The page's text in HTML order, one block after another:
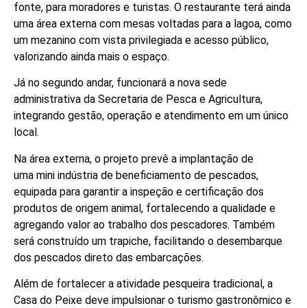
fonte, para moradores e turistas. O restaurante terá ainda
uma área externa com mesas voltadas para a lagoa, como
um mezanino com vista privilegiada e acesso público,
valorizando ainda mais o espaço.
Já no segundo andar, funcionará a nova sede
administrativa da Secretaria de Pesca e Agricultura,
integrando gestão, operação e atendimento em um único
local.
Na área externa, o projeto prevê a implantação de
uma mini indústria de beneficiamento de pescados,
equipada para garantir a inspeção e certificação dos
produtos de origem animal, fortalecendo a qualidade e
agregando valor ao trabalho dos pescadores. Também
será construído um trapiche, facilitando o desembarque
dos pescados direto das embarcações.
Além de fortalecer a atividade pesqueira tradicional, a
Casa do Peixe deve impulsionar o turismo gastronômico e